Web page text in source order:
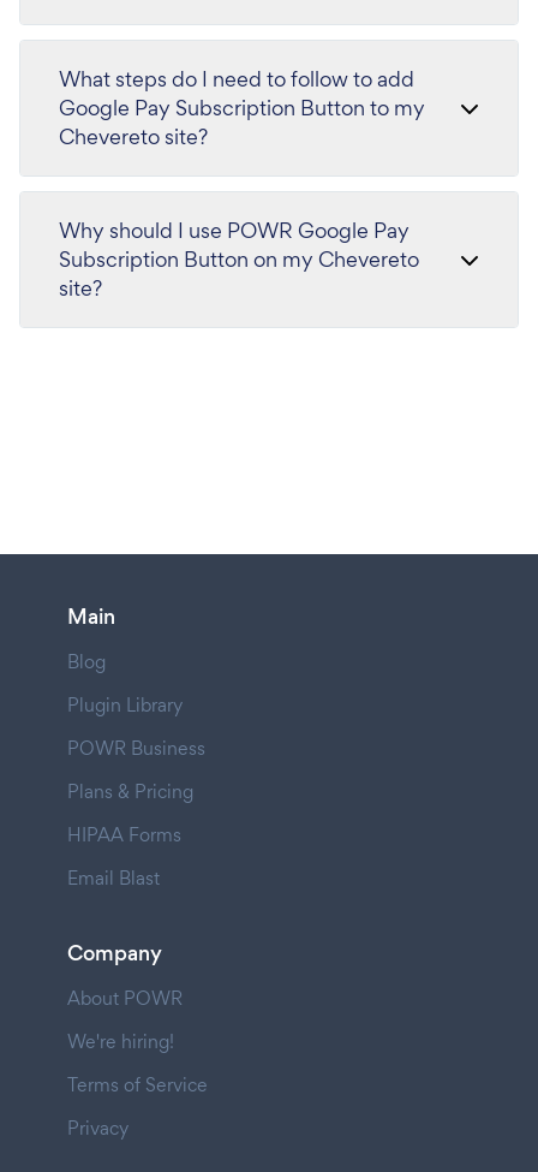
What steps do I need to follow to add
Google Pay Subscription Button to my
Chevereto site?
Why should I use POWR Google Pay
Subscription Button on my Chevereto
site?
Main
Blog
Plugin Library
POWR Business
Plans & Pricing
HIPAA Forms
Email Blast
Company
About POWR
We're hiring!
Terms of Service
Privacy